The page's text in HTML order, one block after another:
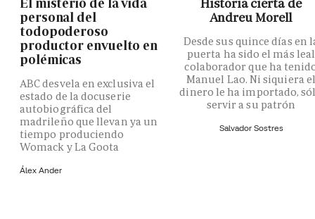
El misterio de la vida
personal del
todopoderoso
productor envuelto en
polémicas
ABC desvela en exclusiva el
estado de la docuserie
autobiográfica del
madrileño que llevan ya un
tiempo produciendo
Womack y La Goota
Álex Ander
Historia cierta de
Andreu Morell
Desde sus quince días en
puerta ha sido el más leal
colaborador que ha
Manuel Lao. Ni siquiera
dinero le ha importado,
servir a su patrón
Salvador Sostres